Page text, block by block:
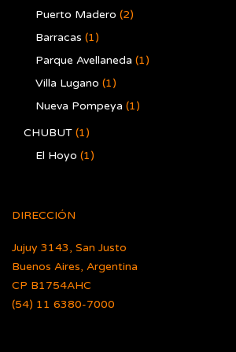
Puerto Madero (2)
Barracas (1)
Parque Avellaneda (1)
Villa Lugano (1)
Nueva Pompeya (1)
CHUBUT (1)
El Hoyo (1)
DIRECCIÓN
Jujuy 3143, San Justo
Buenos Aires, Argentina
CP B1754AHC
(54) 11 6380-7000